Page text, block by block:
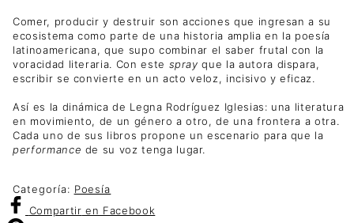
Comer, producir y destruir son acciones que ingresan a su
ecosistema como parte de una historia amplia en la poesía
latinoamericana, que supo combinar el saber frutal con la
voracidad literaria. Con este spray que la autora dispara,
escribir se convierte en un acto veloz, incisivo y eficaz.
Así es la dinámica de Legna Rodríguez Iglesias: una literatura
en movimiento, de un género a otro, de una frontera a otra.
Cada uno de sus libros propone un escenario para que la
performance de su voz tenga lugar.
Categoría: Poesía
Compartir en Facebook